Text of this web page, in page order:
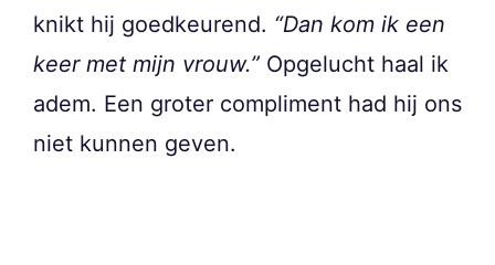
knikt hij goedkeurend. “Dan kom ik een
keer met mijn vrouw.” Opgelucht haal ik
adem. Een groter compliment had hij ons
niet kunnen geven.